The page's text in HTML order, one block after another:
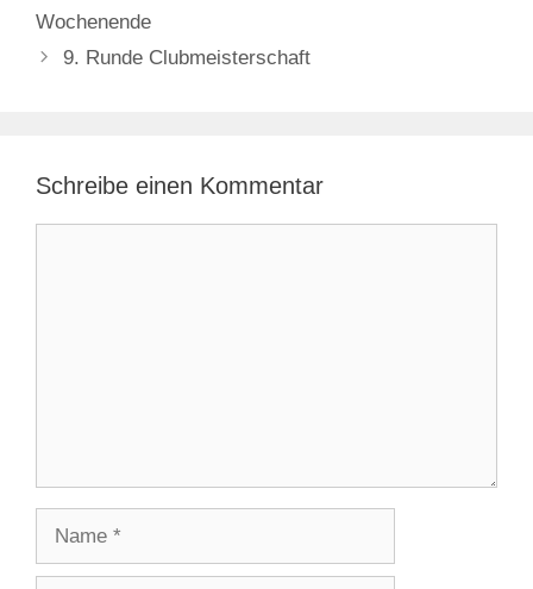
Wochenende
9. Runde Clubmeisterschaft
Schreibe einen Kommentar